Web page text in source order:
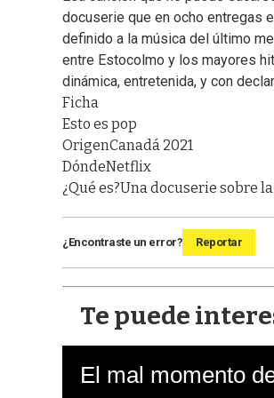
docuserie que en ocho entregas
definido a la música del último
entre Estocolmo y los mayores
dinámica, entretenida, y con
Ficha
Esto es pop
OrigenCanadá 2021
DóndeNetflix
¿Qué es?Una docuserie sobre
¿Encontraste un error? Reportar
Te puede